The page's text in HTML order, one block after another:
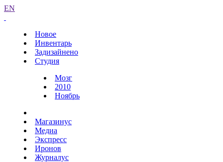
EN
Новое
Инвентарь
Задизайнено
Студия
Мозг
2010
Ноябрь
Магазинус
Медиа
Экспресс
Иронов
Журналус